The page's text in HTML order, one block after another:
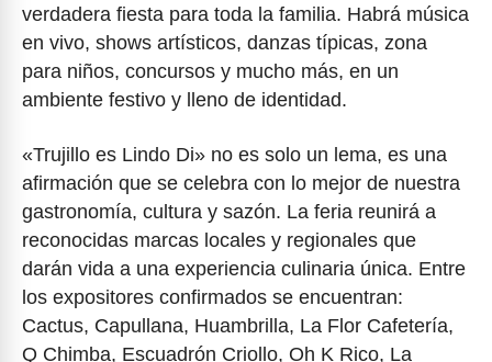
verdadera fiesta para toda la familia. Habrá música
en vivo, shows artísticos, danzas típicas, zona
para niños, concursos y mucho más, en un
ambiente festivo y lleno de identidad.
«Trujillo es Lindo Di» no es solo un lema, es una
afirmación que se celebra con lo mejor de nuestra
gastronomía, cultura y sazón. La feria reunirá a
reconocidas marcas locales y regionales que
darán vida a una experiencia culinaria única. Entre
los expositores confirmados se encuentran:
Cactus, Capullana, Huambrilla, La Flor Cafetería,
Q Chimba, Escuadrón Criollo, Oh K Rico, La